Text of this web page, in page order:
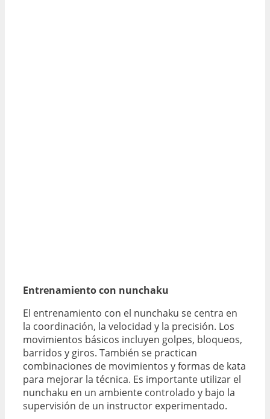
Entrenamiento con nunchaku
El entrenamiento con el nunchaku se centra en
la coordinación, la velocidad y la precisión. Los
movimientos básicos incluyen golpes, bloqueos,
barridos y giros. También se practican
combinaciones de movimientos y formas de kata
para mejorar la técnica. Es importante utilizar el
nunchaku en un ambiente controlado y bajo la
supervisión de un instructor experimentado.